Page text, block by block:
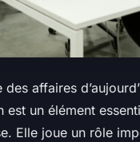
affaires
est un élément
Elle joue un rôle